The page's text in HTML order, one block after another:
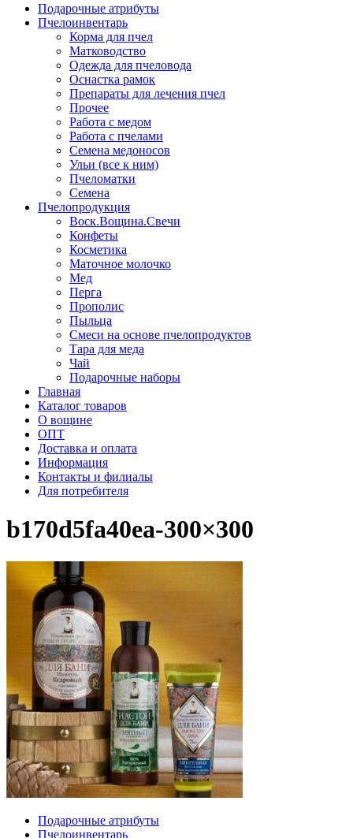
Подарочные атрибуты
Пчелоинвентарь
Корма для пчел
Матководство
Одежда для пчеловода
Оснастка рамок
Препараты для лечения пчел
Прочее
Работа с медом
Работа с пчелами
Семена медоносов
Ульи (все к ним)
Пчеломатки
Семена
Пчелопродукция
Воск.Вощина.Свечи
Конфеты
Косметика
Маточное молочко
Мед
Перга
Прополис
Пыльца
Смеси на основе пчелопродуктов
Тара для меда
Чай
Подарочные наборы
Главная
Каталог товаров
О вощине
ОПТ
Доставка и оплата
Информация
Контакты и филиалы
Для потребителя
b170d5fa40ea-300×300
Подарочные атрибуты
Пчелоинвентарь